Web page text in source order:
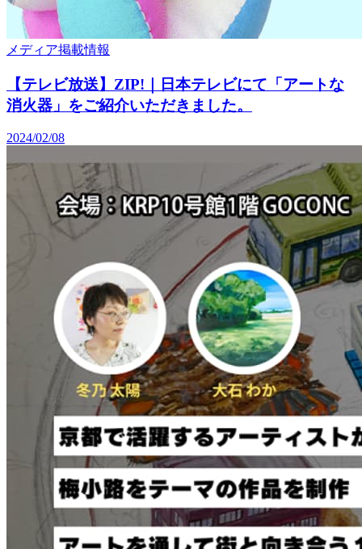
メディア掲載情報
【テレビ放送】ZIP!｜日本テレビにて「アートな
消火器」をご紹介いただきました。
2024/02/08